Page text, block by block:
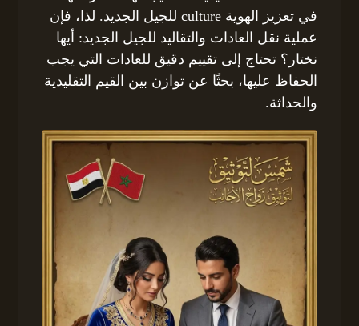
في تعزيز الهوية culture للجيل الجديد. لذا، فإن
عملية نقل العادات والتقاليد للجيل الجديد: أيها
نختار؟ تحتاج إلى تقييم دقيق للعادات التي يجب
الحفاظ عليها، بحثًا عن توازن بين القيم التقليدية
والحداثة.